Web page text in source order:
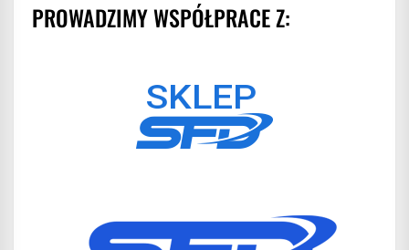
PROWADZIMY WSPÓŁPRACE Z: